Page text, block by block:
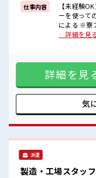
■職場の雰囲気
《男性スタッフさん
分からないことも聞
「吉富」駅より無料
売店・社員食堂・ロッ
仕事内容
【未経験
ーを使って
による ※寮アリのお仕事！一人暮らしスタートにもピッタリ
♪ ■お仕事PR ＼◎*人気の京都エリアで1人暮らし◎*/ なん
ススメ↓↓
時は現地までの
◎*/ ◎当社と
で働けます
ませんか(*≧∀≦) ■職場の雰囲気 《男
カツヤク
「吉富」駅
完備！ #ryo
…詳細を見る
詳細を見
気
派遣
製造・工場スタッ